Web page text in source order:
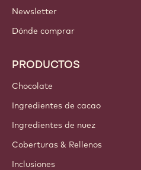
Newsletter
Dónde comprar
PRODUCTOS
Chocolate
Ingredientes de cacao
Ingredientes de nuez
Coberturas & Rellenos
Inclusiones